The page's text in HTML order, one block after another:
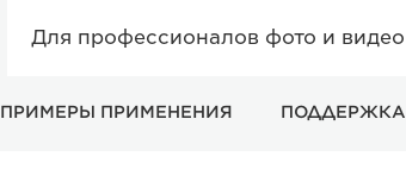
Для профессионалов фото и видео
ПРИМЕРЫ ПРИМЕНЕНИЯ ПОДДЕРЖКА